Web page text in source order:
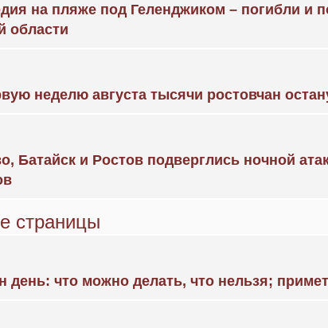
на пляже под Геленджиком – погибли и
области
неделю августа тысячи ростовчан
Батайск и Ростов подверглись ночной
страницы
день: что можно делать, что нельзя;